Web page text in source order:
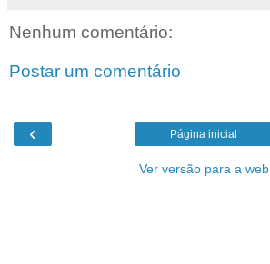
Nenhum comentário:
Postar um comentário
‹ Página inicial
Ver versão para a web